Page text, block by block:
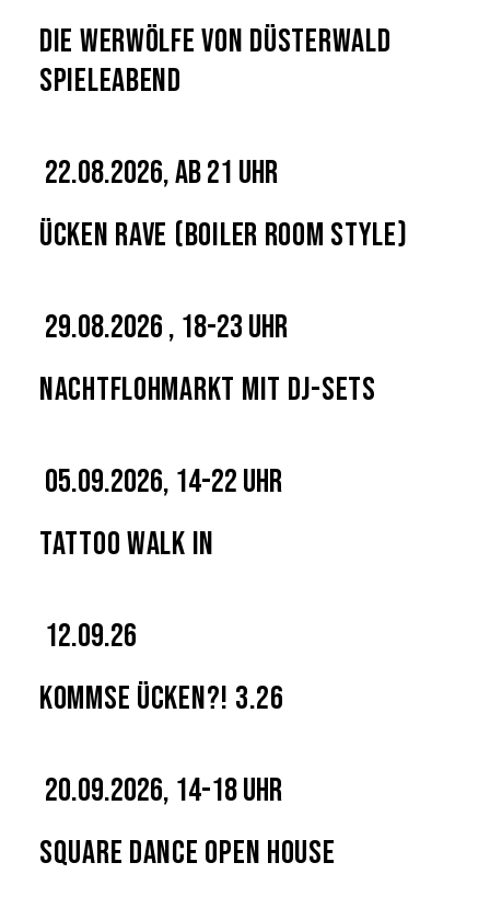
Die Werwölfe von Düsterwald
Spieleabend
22.08.2026, ab 21 Uhr
Ücken Rave (Boiler Room Style)
29.08.2026 , 18-23 Uhr
Nachtflohmarkt mit DJ-Sets
05.09.2026, 14-22 Uhr
Tattoo Walk In
12.09.26
Kommse Ücken?! 3.26
20.09.2026, 14-18 Uhr
Square Dance Open House